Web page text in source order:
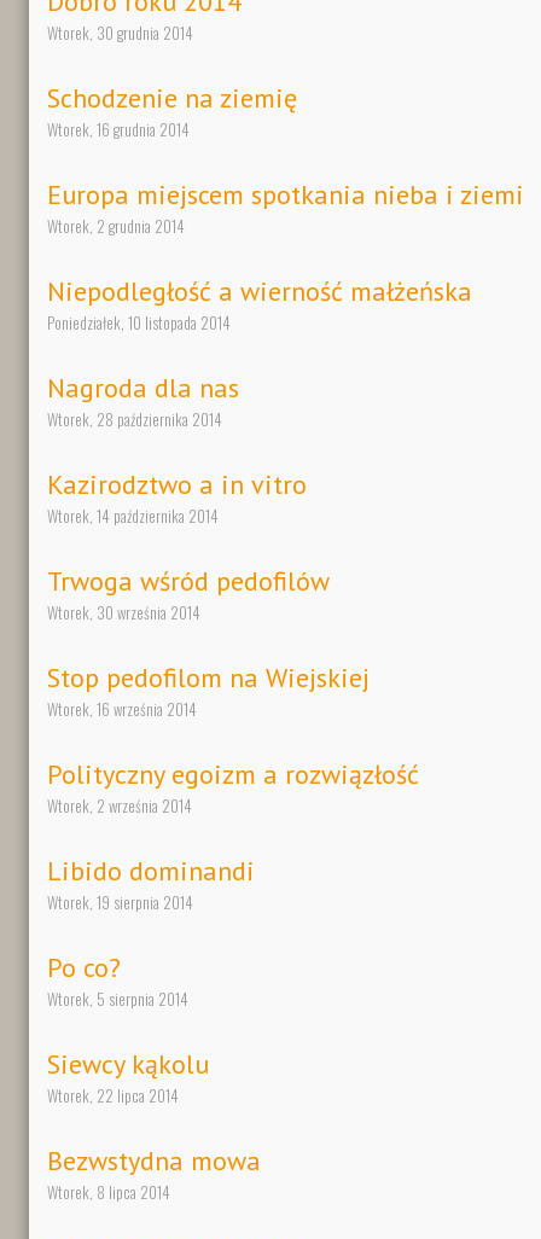
Wtorek, 30 grudnia 2014
Schodzenie na ziemię
Wtorek, 16 grudnia 2014
Europa miejscem spotkania nieba i ziemi
Wtorek, 2 grudnia 2014
Niepodległość a wierność małżeńska
Poniedziałek, 10 listopada 2014
Nagroda dla nas
Wtorek, 28 października 2014
Kazirodztwo a in vitro
Wtorek, 14 października 2014
Trwoga wśród pedofilów
Wtorek, 30 września 2014
Stop pedofilom na Wiejskiej
Wtorek, 16 września 2014
Polityczny egoizm a rozwiązłość
Wtorek, 2 września 2014
Libido dominandi
Wtorek, 19 sierpnia 2014
Po co?
Wtorek, 5 sierpnia 2014
Siewcy kąkolu
Wtorek, 22 lipca 2014
Bezwstydna mowa
Wtorek, 8 lipca 2014